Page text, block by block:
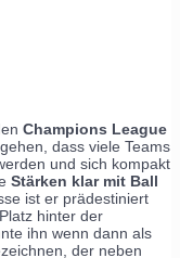
Champions League
dass viele Teams
und sich kompakt
Stärken klar mit Ball
ist er prädestiniert
hinter der
ihn wenn dann als
der neben